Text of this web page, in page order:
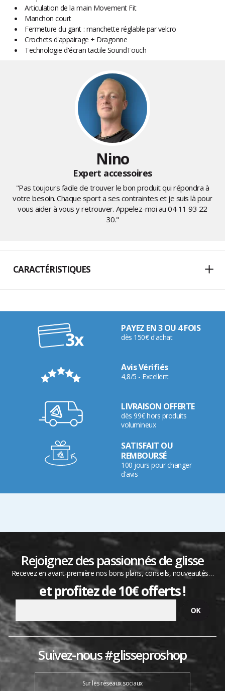
Articulation de la main Movement Fit
Manchon court
Fermeture du gant : manchette réglable par velcro
Crochets d'appairage + Dragonne
Technologie d'écran tactile SoundTouch
Nino
Expert accessoires
"Pas toujours facile de trouver le bon produit qui répondra à
votre besoin. Chaque sport a ses contraintes et je suis là pour
vous aider à vous y retrouver. Appelez-moi au04 11 93 22
30."
CARACTÉRISTIQUES
PAYEZ EN 3 OU 4 FOIS
dès 150€ d'achat
Avis Vérifiés
4,8/5 - Excellent
LIVRAISON OFFERTE
dès 99€ hors produits
volumineux
SATISFAIT OU
REMBOURSÉ
100 jours pour changer
d'avis
Rejoignez des passionnés de glisse
Recevez en avant-première nos bons plans, conseils, nouveautés…
et profitez de 10€ offerts !
Suivez-nous #glisseproshop
Sur les réseaux sociaux